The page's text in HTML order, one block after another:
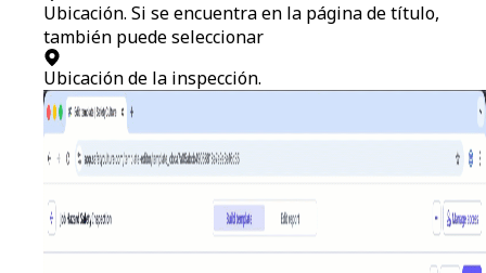
Ubicación. Si se encuentra en la página de título,
también puede seleccionar
Ubicación de la inspección.